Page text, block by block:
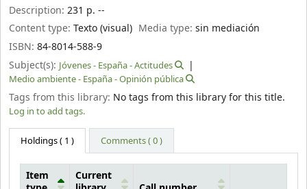
Description: 231 p. --
Content type: Texto (visual) Media type:sin mediación
ISBN: 84-8014-588-9
Subject(s): Jóvenes - España - Actitudes
Medio ambiente - España - Opinión pública
Tags from this library: No tags from this library for this title.
Log in to add tags.
Holdings( 1 ) Comments ( 0 )
Item
Current